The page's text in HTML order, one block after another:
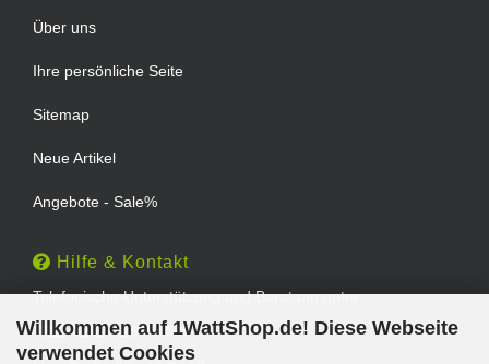
Willkommen auf 1WattShop.de! Diese Webseite
verwendet Cookies
Über uns
Ihre persönliche Seite
Sitemap
Neue Artikel
Angebote - Sale%
Hilfe & Kontakt
Telefonische Unterstützung und Beratung unter:
TEL: 0202 - 29994539